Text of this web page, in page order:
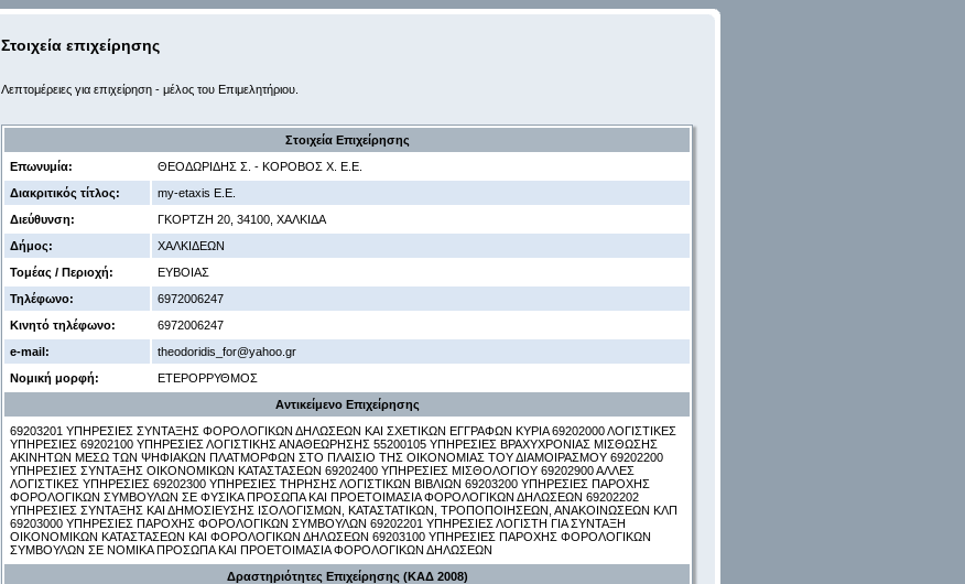
Στοιχεία επιχείρησης
Λεπτομέρειες για επιχείρηση - μέλος του Επιμελητήριου.
Στοιχεία Επιχείρησης
Επωνυμία:
ΘΕΟΔΩΡΙΔΗΣ Σ. - ΚΟΡΟΒΟΣ Χ. Ε.Ε.
Διακριτικός τίτλος:
my-etaxis Ε.Ε.
Διεύθυνση:
ΓΚΟΡΤΖΗ 20, 34100, ΧΑΛΚΙΔΑ
Δήμος:
ΧΑΛΚΙΔΕΩΝ
Τομέας / Περιοχή:
ΕΥΒΟΙΑΣ
Τηλέφωνο:
6972006247
Κινητό τηλέφωνο:
6972006247
e-mail:
theodoridis_for@yahoo.gr
Νομική μορφή:
ΕΤΕΡΟΡΡΥΘΜΟΣ
Αντικείμενο Επιχείρησης
69203201 ΥΠΗΡΕΣΙΕΣ ΣΥΝΤΑΞΗΣ ΦΟΡΟΛΟΓΙΚΩΝ ΔΗΛΩΣΕΩΝ ΚΑΙ ΣΧΕΤΙΚΩΝ ΕΓΓΡΑΦΩΝ ΚΥΡΙΑ 69202000 ΛΟΓΙΣΤΙΚΕΣ
ΥΠΗΡΕΣΙΕΣ 69202100 ΥΠΗΡΕΣΙΕΣ ΛΟΓΙΣΤΙΚΗΣ ΑΝΑΘΕΩΡΗΣΗΣ 55200105 ΥΠΗΡΕΣΙΕΣ ΒΡΑΧΥΧΡΟΝΙΑΣ ΜΙΣΘΩΣΗΣ
ΑΚΙΝΗΤΩΝ ΜΕΣΩ ΤΩΝ ΨΗΦΙΑΚΩΝ ΠΛΑΤΜΟΡΦΩΝ ΣΤΟ ΠΛΑΙΣΙΟ ΤΗΣ ΟΙΚΟΝΟΜΙΑΣ ΤΟΥ ΔΙΑΜΟΙΡΑΣΜΟΥ 69202200
ΥΠΗΡΕΣΙΕΣ ΣΥΝΤΑΞΗΣ ΟΙΚΟΝΟΜΙΚΩΝ ΚΑΤΑΣΤΑΣΕΩΝ 69202400 ΥΠΗΡΕΣΙΕΣ ΜΙΣΘΟΛΟΓΙΟΥ 69202900 ΑΛΛΕΣ
ΛΟΓΙΣΤΙΚΕΣ ΥΠΗΡΕΣΙΕΣ 69202300 ΥΠΗΡΕΣΙΕΣ ΤΗΡΗΣΗΣ ΛΟΓΙΣΤΙΚΩΝ ΒΙΒΛΙΩΝ 69203200 ΥΠΗΡΕΣΙΕΣ ΠΑΡΟΧΗΣ
ΦΟΡΟΛΟΓΙΚΩΝ ΣΥΜΒΟΥΛΩΝ ΣΕ ΦΥΣΙΚΑ ΠΡΟΣΩΠΑ ΚΑΙ ΠΡΟΕΤΟΙΜΑΣΙΑ ΦΟΡΟΛΟΓΙΚΩΝ ΔΗΛΩΣΕΩΝ 69202202
ΥΠΗΡΕΣΙΕΣ ΣΥΝΤΑΞΗΣ ΚΑΙ ΔΗΜΟΣΙΕΥΣΗΣ ΙΣΟΛΟΓΙΣΜΩΝ, ΚΑΤΑΣΤΑΤΙΚΩΝ, ΤΡΟΠΟΠΟΙΗΣΕΩΝ, ΑΝΑΚΟΙΝΩΣΕΩΝ ΚΛΠ
69203000 ΥΠΗΡΕΣΙΕΣ ΠΑΡΟΧΗΣ ΦΟΡΟΛΟΓΙΚΩΝ ΣΥΜΒΟΥΛΩΝ 69202201 ΥΠΗΡΕΣΙΕΣ ΛΟΓΙΣΤΗ ΓΙΑ ΣΥΝΤΑΞΗ
ΟΙΚΟΝΟΜΙΚΩΝ ΚΑΤΑΣΤΑΣΕΩΝ ΚΑΙ ΦΟΡΟΛΟΓΙΚΩΝ ΔΗΛΩΣΕΩΝ 69203100 ΥΠΗΡΕΣΙΕΣ ΠΑΡΟΧΗΣ ΦΟΡΟΛΟΓΙΚΩΝ
ΣΥΜΒΟΥΛΩΝ ΣΕ ΝΟΜΙΚΑ ΠΡΟΣΩΠΑ ΚΑΙ ΠΡΟΕΤΟΙΜΑΣΙΑ ΦΟΡΟΛΟΓΙΚΩΝ ΔΗΛΩΣΕΩΝ
Δραστηριότητες Επιχείρησης (ΚΑΔ 2008)